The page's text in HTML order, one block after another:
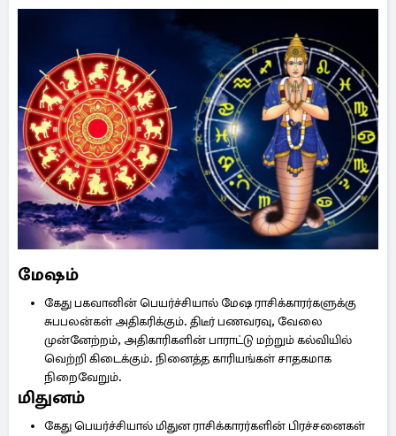
மேஷம்
கேது பகவானின் பெயர்ச்சியால் மேஷ ராசிக்காரர்களுக்கு
சுபபலன்கள் அதிகரிக்கும். திடீர் பணவரவு, வேலை
முன்னேற்றம், அதிகாரிகளின் பாராட்டு மற்றும் கல்வியில்
வெற்றி கிடைக்கும். நினைத்த காரியங்கள் சாதகமாக
நிறைவேறும்.
மிதுனம்
கேது பெயர்ச்சியால் மிதுன ராசிக்காரர்களின் பிரச்சனைகள்